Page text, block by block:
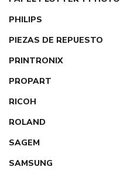
PHILIPS
PIEZAS DE REPUESTO
PRINTRONIX
PROPART
RICOH
ROLAND
SAGEM
SAMSUNG